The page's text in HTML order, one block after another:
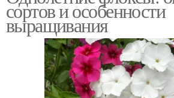
сортов и особенности
выращивания